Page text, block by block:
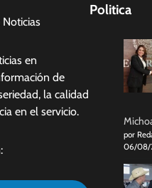
Noticias
en
de
la calidad
en el servicio.
Politica
por
06/08/